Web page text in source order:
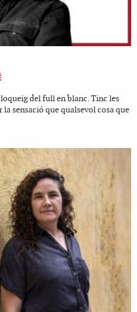
del full en blanc. Tinc les
la sensació que qualsevol cosa que